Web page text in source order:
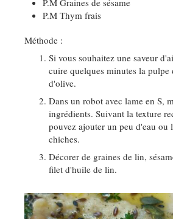
P.M Thym frais
Méthode :
Si vous souhaitez une saveur
cuire quelques minutes la
d'olive.
Dans un robot avec lame en S,
ingrédients. Suivant la texture
pouvez ajouter un peu d'eau ou
chiches.
Décorer de graines de lin,
filet d'huile de lin.